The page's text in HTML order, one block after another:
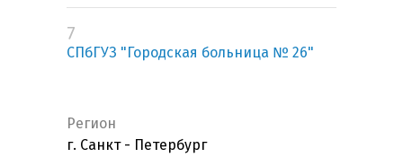
7
СПбГУЗ "Городская больница № 26"
Регион
г. Санкт - Петербург